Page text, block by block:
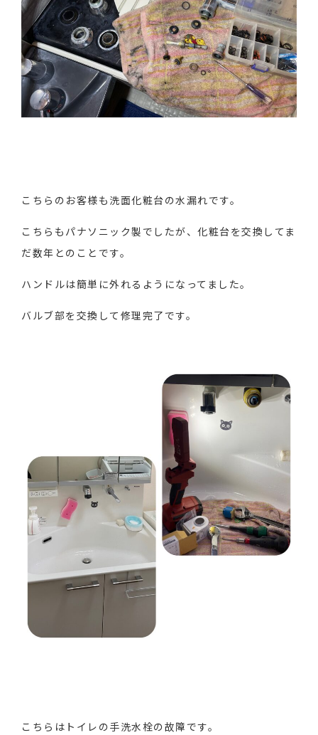
こちらのお客様も洗面化粧台の水漏れです。
こちらもパナソニック製でしたが、化粧台を交換してま
だ数年とのことです。
ハンドルは簡単に外れるようになってました。
バルブ部を交換して修理完了です。
こちらはトイレの手洗水栓の故障です。